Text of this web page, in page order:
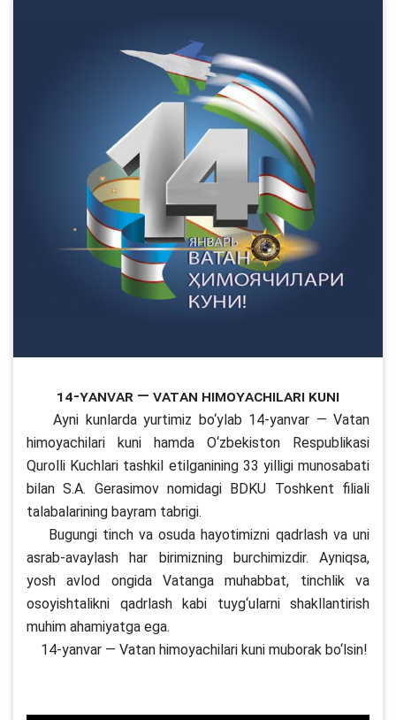
14-yanvar — Vatan himoyachilari kuni
Ayni kunlarda yurtimiz bo‘ylab 14-yanvar — Vatan
himoyachilari kuni hamda O‘zbekiston Respublikasi
Qurolli Kuchlari tashkil etilganining 33 yilligi munosabati
bilan S.A. Gerasimov nomidagi BDKU Toshkent filiali
talabalarining bayram tabrigi.
Bugungi tinch va osuda hayotimizni qadrlash va uni
asrab-avaylash har birimizning burchimizdir. Ayniqsa,
yosh avlod ongida Vatanga muhabbat, tinchlik va
osoyishtalikni qadrlash kabi tuyg‘ularni shakllantirish
muhim ahamiyatga ega.
14-yanvar — Vatan himoyachilari kuni muborak bo‘lsin!